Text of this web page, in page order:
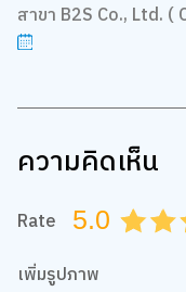
สาขา B2S Co., Ltd.
ความคิดเห็น
Rate 5.0 0.5
เพิ่มรูปภาพ